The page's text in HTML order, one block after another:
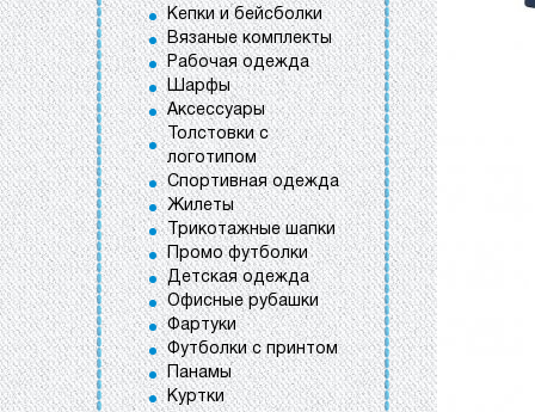
Кепки и бейсболки
Вязаные комплекты
Рабочая одежда
Шарфы
Аксессуары
Толстовки с
логотипом
Спортивная одежда
Жилеты
Трикотажные шапки
Промо футболки
Детская одежда
Офисные рубашки
Фартуки
Футболки с принтом
Панамы
Куртки